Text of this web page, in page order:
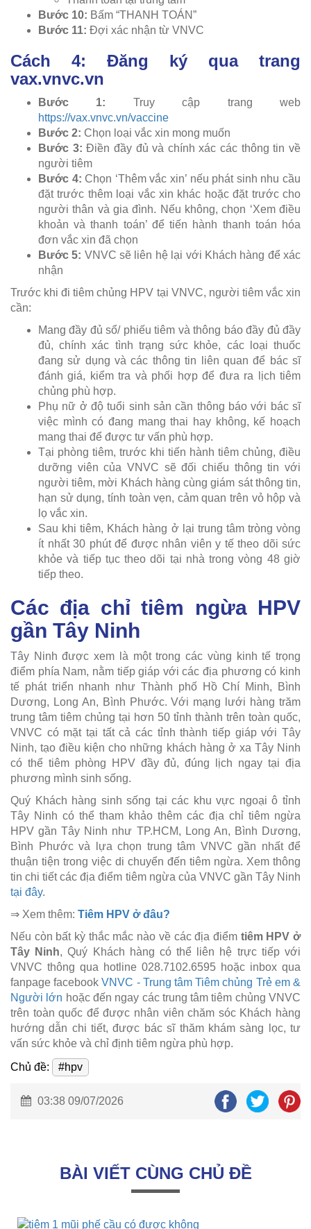
Bước 10: Bấm “THANH TOÁN”
Bước 11: Đợi xác nhận từ VNVC
Cách 4: Đăng ký qua trang
vax.vnvc.vn
Bước 1: Truy cập trang web
https://vax.vnvc.vn/vaccine
Bước 2: Chọn loại vắc xin mong muốn
Bước 3:Điền đầy đủ và chính xác các thông tin về
người tiêm
Bước 4: Chọn ‘Thêm vắc xin’ nếu phát sinh nhu cầu
đặt trước thêm loại vắc xin khác hoặc đặt trước cho
người thân và gia đình. Nếu không, chọn ‘Xem điều
khoản và thanh toán’ để tiến hành thanh toán hóa
đơn vắc xin đã chọn
Bước 5: VNVC sẽ liên hệ lại với Khách hàng để xác
nhận
Trước khi đi tiêm chủng HPV tại VNVC, người tiêm vắc xin
cần:
Mang đầy đủ sổ/ phiếu tiêm và thông báo đầy đủ đầy
đủ, chính xác tình trạng sức khỏe, các loại thuốc
đang sử dụng và các thông tin liên quan để bác sĩ
đánh giá, kiểm tra và phối hợp để đưa ra lịch tiêm
chủng phù hợp.
Phụ nữ ở độ tuổi sinh sản cần thông báo với bác sĩ
việc mình có đang mang thai hay không, kế hoạch
mang thai để được tư vấn phù hợp.
Tại phòng tiêm, trước khi tiến hành tiêm chủng, điều
dưỡng viên của VNVC sẽ đối chiếu thông tin với
người tiêm, mời Khách hàng cùng giám sát thông tin,
hạn sử dụng, tính toàn vẹn, cảm quan trên vỏ hộp và
lọ vắc xin.
Sau khi tiêm, Khách hàng ở lại trung tâm tròng vòng
ít nhất 30 phút để được nhân viên y tế theo dõi sức
khỏe và tiếp tục theo dõi tại nhà trong vòng 48 giờ
tiếp theo.
Các địa chỉ tiêm ngừa HPV
gần Tây Ninh
Tây Ninh được xem là một trong các vùng kinh tế trọng
điểm phía Nam, nằm tiếp giáp với các địa phương có kinh
tế phát triển nhanh như Thành phố Hồ Chí Minh, Bình
Dương, Long An, Bình Phước. Với mạng lưới hàng trăm
trung tâm tiêm chủng tại hơn 50 tỉnh thành trên toàn quốc,
VNVC có mặt tại tất cả các tỉnh thành tiếp giáp với Tây
Ninh, tạo điều kiện cho những khách hàng ở xa Tây Ninh
có thể tiêm phòng HPV đầy đủ, đúng lịch ngay tại địa
phương mình sinh sống.
Quý Khách hàng sinh sống tại các khu vực ngoại ô tỉnh
Tây Ninh có thể tham khảo thêm các địa chỉ tiêm ngừa
HPV gần Tây Ninh như TP.HCM, Long An, Bình Dương,
Bình Phước và lựa chọn trung tâm VNVC gần nhất để
thuận tiện trong việc di chuyển đến tiêm ngừa. Xem thông
tin chi tiết các địa điểm tiêm ngừa của VNVC gần Tây Ninh
tại đây.
⇒ Xem thêm: Tiêm HPV ở đâu?
Nếu còn bất kỳ thắc mắc nào về các địa điểm tiêm HPV ở
Tây Ninh, Quý Khách hàng có thể liên hệ trực tiếp với
VNVC thông qua hotline 028.7102.6595 hoặc inbox qua
fanpage facebookVNVC - Trung tâm Tiêm chủng Trẻ em &
Người lớn hoặc đến ngay các trung tâm tiêm chủng VNVC
trên toàn quốc để được nhân viên chăm sóc Khách hàng
hướng dẫn chi tiết, được bác sĩ thăm khám sàng lọc, tư
vấn sức khỏe và chỉ định tiêm ngừa phù hợp.
Chủ đề:
#hpv
03:38 09/07/2026
BÀI VIẾT CÙNG CHỦ ĐỀ